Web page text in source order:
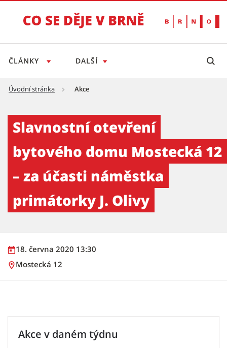
ČLÁNKY DALŠÍ
Úvodní stránka Akce
Slavnostní otevření
bytového domu Mostecká 12
– za účasti náměstka
primátorky J. Olivy
18. června 2020 13:30
Mostecká 12
Akce v daném týdnu